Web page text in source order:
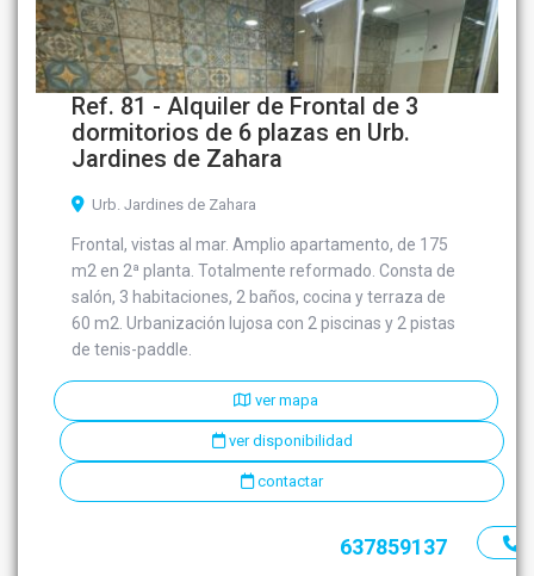
Ref. 81 - Alquiler de Frontal de 3
dormitorios de 6 plazas en Urb.
Jardines de Zahara
Urb. Jardines de Zahara
Frontal, vistas al mar. Amplio apartamento, de 175
m2 en 2ª planta. Totalmente reformado. Consta de
salón, 3 habitaciones, 2 baños, cocina y terraza de
60 m2. Urbanización lujosa con 2 piscinas y 2 pistas
de tenis-paddle.
ver mapa
ver disponibilidad
contactar
637859137